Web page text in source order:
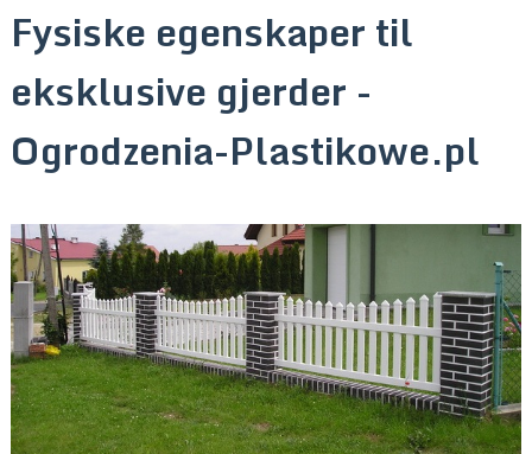
Fysiske egenskaper til
eksklusive gjerder -
Ogrodzenia-Plastikowe.pl